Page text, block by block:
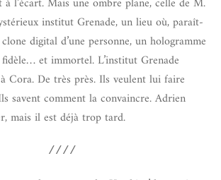
institut Grenade, un lieu où, paraît-
digital d’une personne, un hologramme
et immortel. L’institut Grenade
à Cora. De très près. Ils veulent lui faire
savent comment la convaincre. Adrien
mais il est déjà trop tard.
////